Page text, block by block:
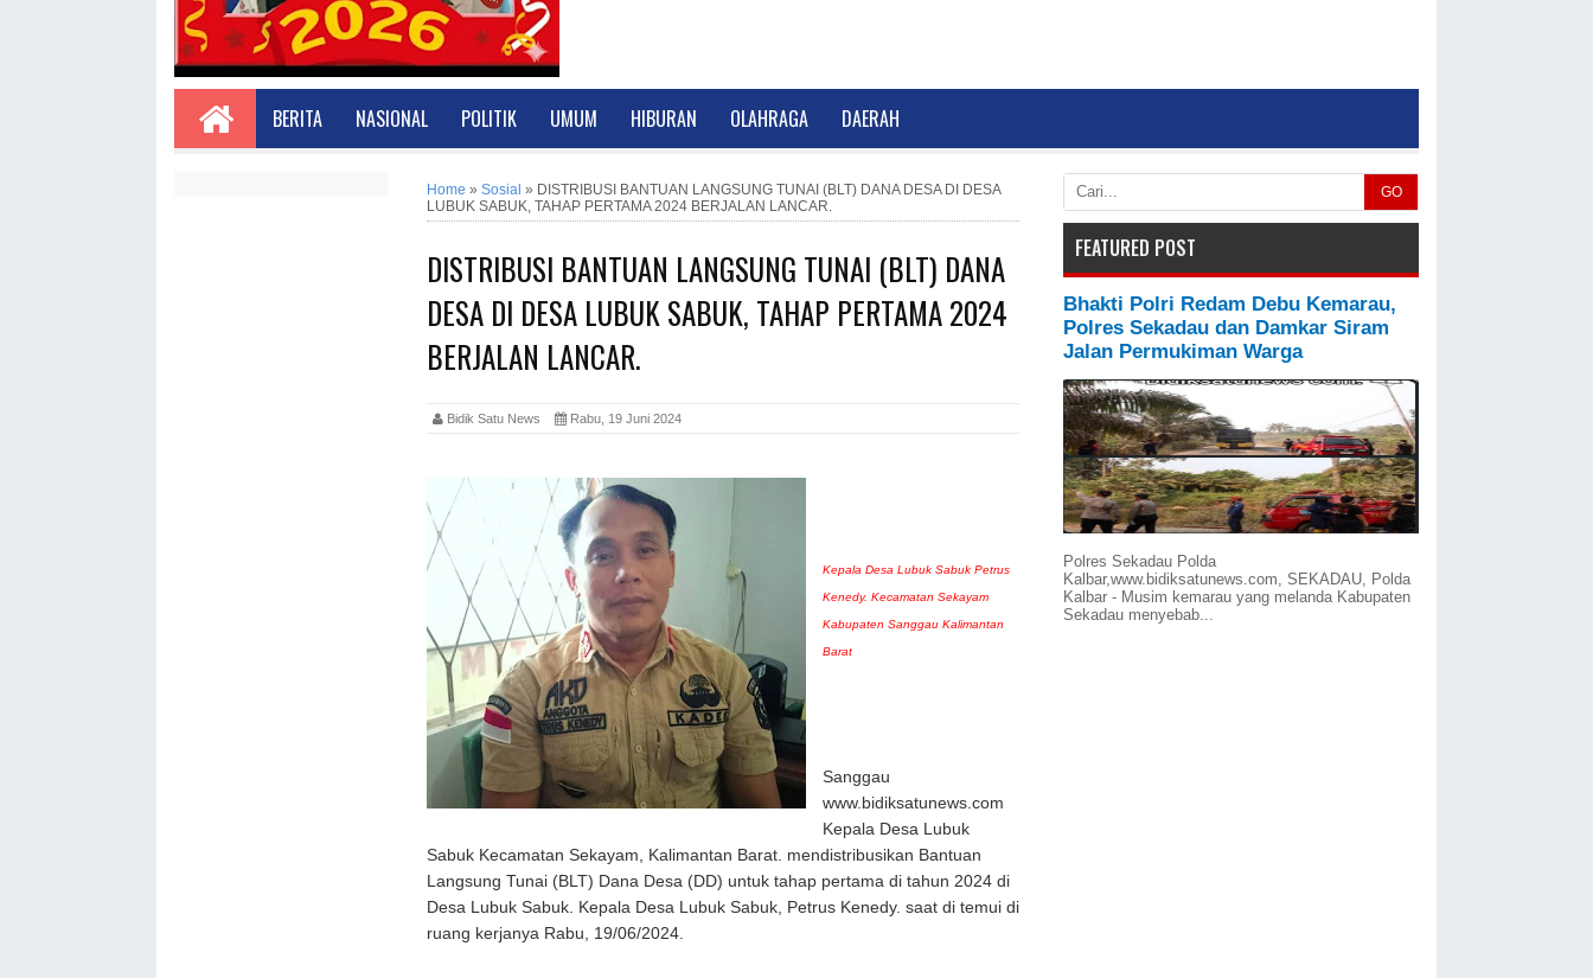
BERITA NASIONAL POLITIK UMUM HIBURAN OLAHRAGA DAERAH
Home » Sosial » DISTRIBUSI BANTUAN LANGSUNG TUNAI (BLT) DANA DESA DI DESA
LUBUK SABUK, TAHAP PERTAMA 2024 BERJALAN LANCAR.
DISTRIBUSI BANTUAN LANGSUNG TUNAI (BLT) DANA
DESA DI DESA LUBUK SABUK, TAHAP PERTAMA 2024
BERJALAN LANCAR.
Bidik Satu News Rabu, 19 Juni 2024
Kepala Desa Lubuk Sabuk Petrus
Kenedy. Kecamatan Sekayam
Kabupaten Sanggau Kalimantan
Barat
Sanggau
www.bidiksatunews.com
Kepala Desa Lubuk
Sabuk Kecamatan Sekayam, Kalimantan Barat. mendistribusikan Bantuan
Langsung Tunai (BLT) Dana Desa (DD) untuk tahap pertama di tahun 2024 di
Desa Lubuk Sabuk. Kepala Desa Lubuk Sabuk, Petrus Kenedy. saat di temui di
ruang kerjanya Rabu, 19/06/2024.
GO
FEATURED POST
Bhakti Polri Redam Debu Kemarau,
Polres Sekadau dan Damkar Siram
Jalan Permukiman Warga
Polres Sekadau Polda
Kalbar,www.bidiksatunews.com, SEKADAU, Polda
Kalbar - Musim kemarau yang melanda Kabupaten
Sekadau menyebab...